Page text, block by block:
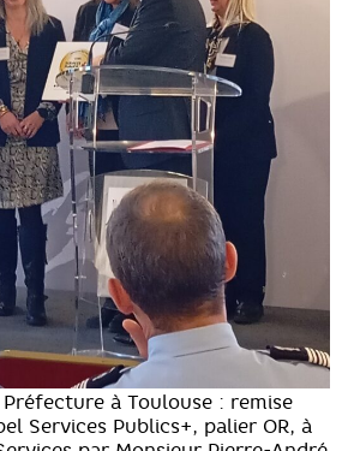
à Toulouse : remise
Services Publics+, palier OR, à